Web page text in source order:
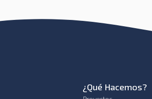
¿Qué Hacemos?